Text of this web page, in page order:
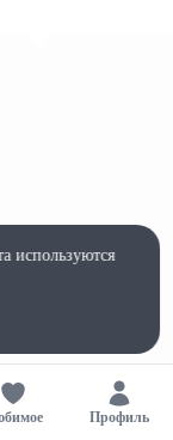
Профиль
используются